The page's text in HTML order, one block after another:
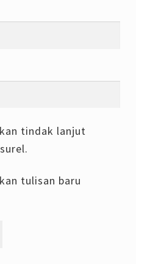
tindak lanjut
tulisan baru